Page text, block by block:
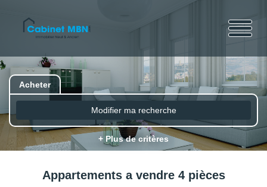
Acheter
Modifier ma recherche
+ Plus de critères
Appartements a vendre 4 pièces